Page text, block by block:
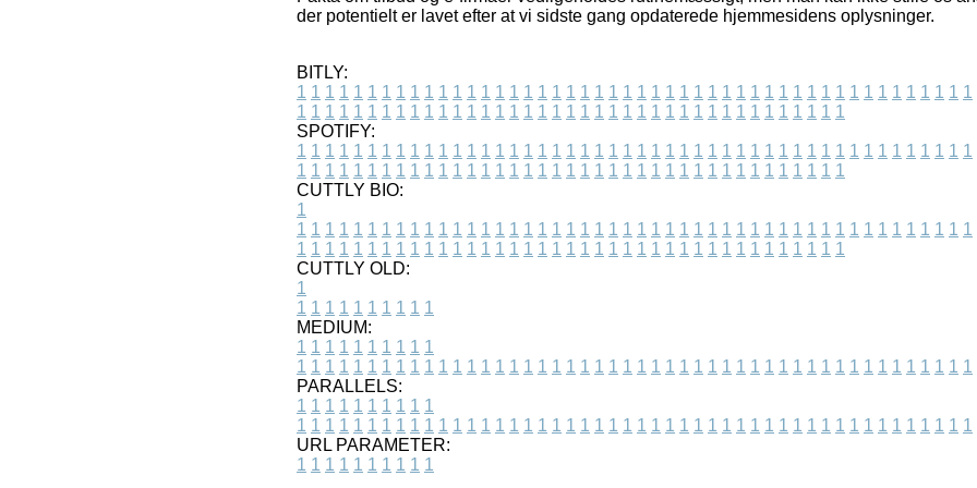
der potentielt er lavet efter at vi sidste gang opdaterede hjemmesidens oplysninger.
BITLY:
1 1 1 1 1 1 1 1 1 1 1 1 1 1 1 1 1 1 1 1 1 1 1 1 1 1 1 1 1 1 1 1 1 1 1 1 1 1 1 1 1 1 1 1 1 1 1 1
1 1 1 1 1 1 1 1 1 1 1 1 1 1 1 1 1 1 1 1 1 1 1 1 1 1 1 1 1 1 1 1 1 1 1 1 1 1 1
SPOTIFY:
1 1 1 1 1 1 1 1 1 1 1 1 1 1 1 1 1 1 1 1 1 1 1 1 1 1 1 1 1 1 1 1 1 1 1 1 1 1 1 1 1 1 1 1 1 1 1 1
1 1 1 1 1 1 1 1 1 1 1 1 1 1 1 1 1 1 1 1 1 1 1 1 1 1 1 1 1 1 1 1 1 1 1 1 1 1 1
CUTTLY BIO:
1
1 1 1 1 1 1 1 1 1 1 1 1 1 1 1 1 1 1 1 1 1 1 1 1 1 1 1 1 1 1 1 1 1 1 1 1 1 1 1 1 1 1 1 1 1 1 1 1
1 1 1 1 1 1 1 1 1 1 1 1 1 1 1 1 1 1 1 1 1 1 1 1 1 1 1 1 1 1 1 1 1 1 1 1 1 1 1
CUTTLY OLD:
1
1 1 1 1 1 1 1 1 1 1
MEDIUM:
1 1 1 1 1 1 1 1 1 1
1 1 1 1 1 1 1 1 1 1 1 1 1 1 1 1 1 1 1 1 1 1 1 1 1 1 1 1 1 1 1 1 1 1 1 1 1 1 1 1 1 1 1 1 1 1 1 1
PARALLELS:
1 1 1 1 1 1 1 1 1 1
1 1 1 1 1 1 1 1 1 1 1 1 1 1 1 1 1 1 1 1 1 1 1 1 1 1 1 1 1 1 1 1 1 1 1 1 1 1 1 1 1 1 1 1 1 1 1 1
URL PARAMETER:
1 1 1 1 1 1 1 1 1 1